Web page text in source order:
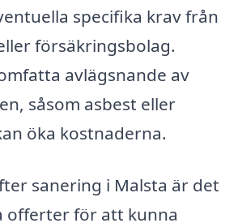
specifika krav från
försäkringsbolag.
avlägsnande av
såsom asbest eller
öka kostnaderna.
sanering i Malsta är det
offerter för att kunna